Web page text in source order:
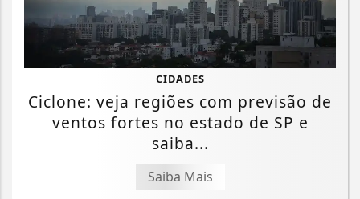
CIDADES
Ciclone: veja regiões com previsão de
ventos fortes no estado de SP e
saiba...
Saiba Mais